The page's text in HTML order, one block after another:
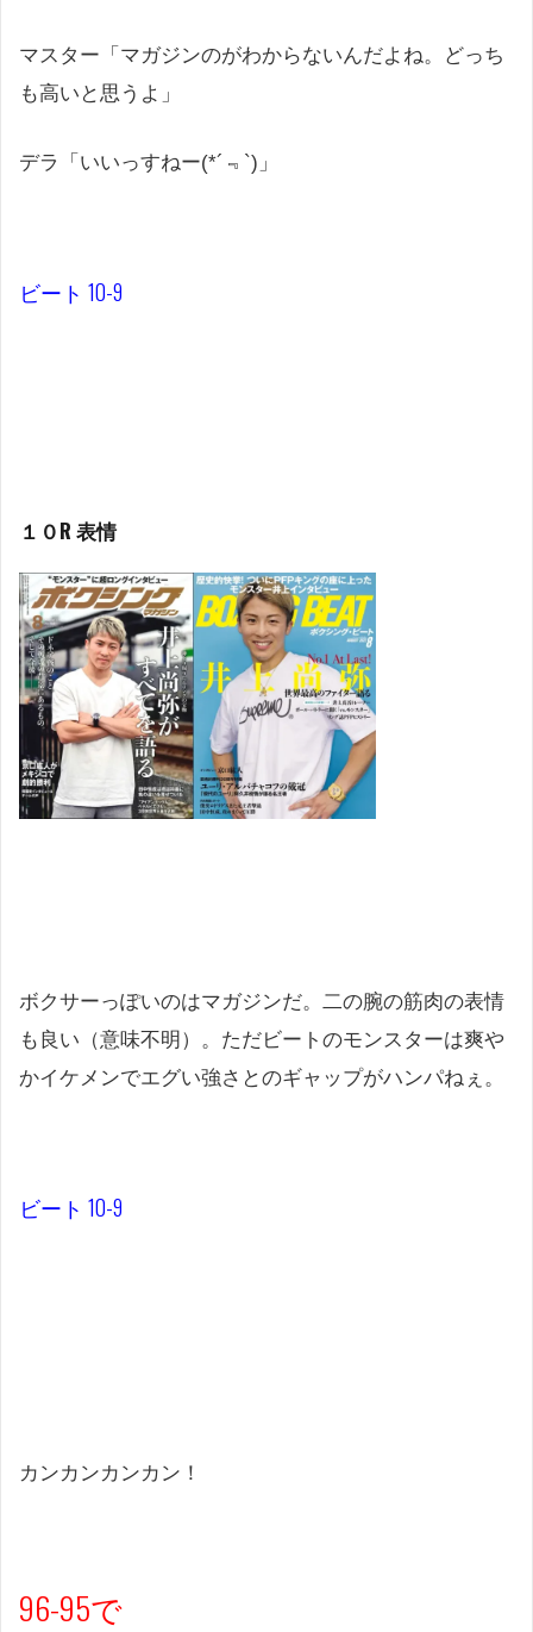
マスター「マガジンのがわからないんだよね。どっち
も高いと思うよ」
デラ「いいっすねー(*´﹃`)」
ビート 10-9
１０R 表情
ボクサーっぽいのはマガジンだ。二の腕の筋肉の表情
も良い（意味不明）。ただビートのモンスターは爽や
かイケメンでエグい強さとのギャップがハンパねぇ。
ビート 10-9
カンカンカンカン！
96-95で